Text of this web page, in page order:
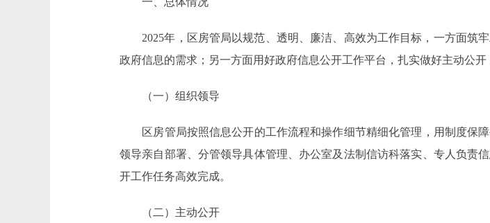
2025年，区房管局以规范、透明、廉洁、高效为工作目标，一方面筑
政府信息的需求；另一方面用好政府信息公开工作平台，扎实做好主动公开
（一）组织领导
区房管局按照信息公开的工作流程和操作细节精细化管理，用制度保
领导亲自部署、分管领导具体管理、办公室及法制信访科落实、专人负责
开工作任务高效完成。
（二）主动公开